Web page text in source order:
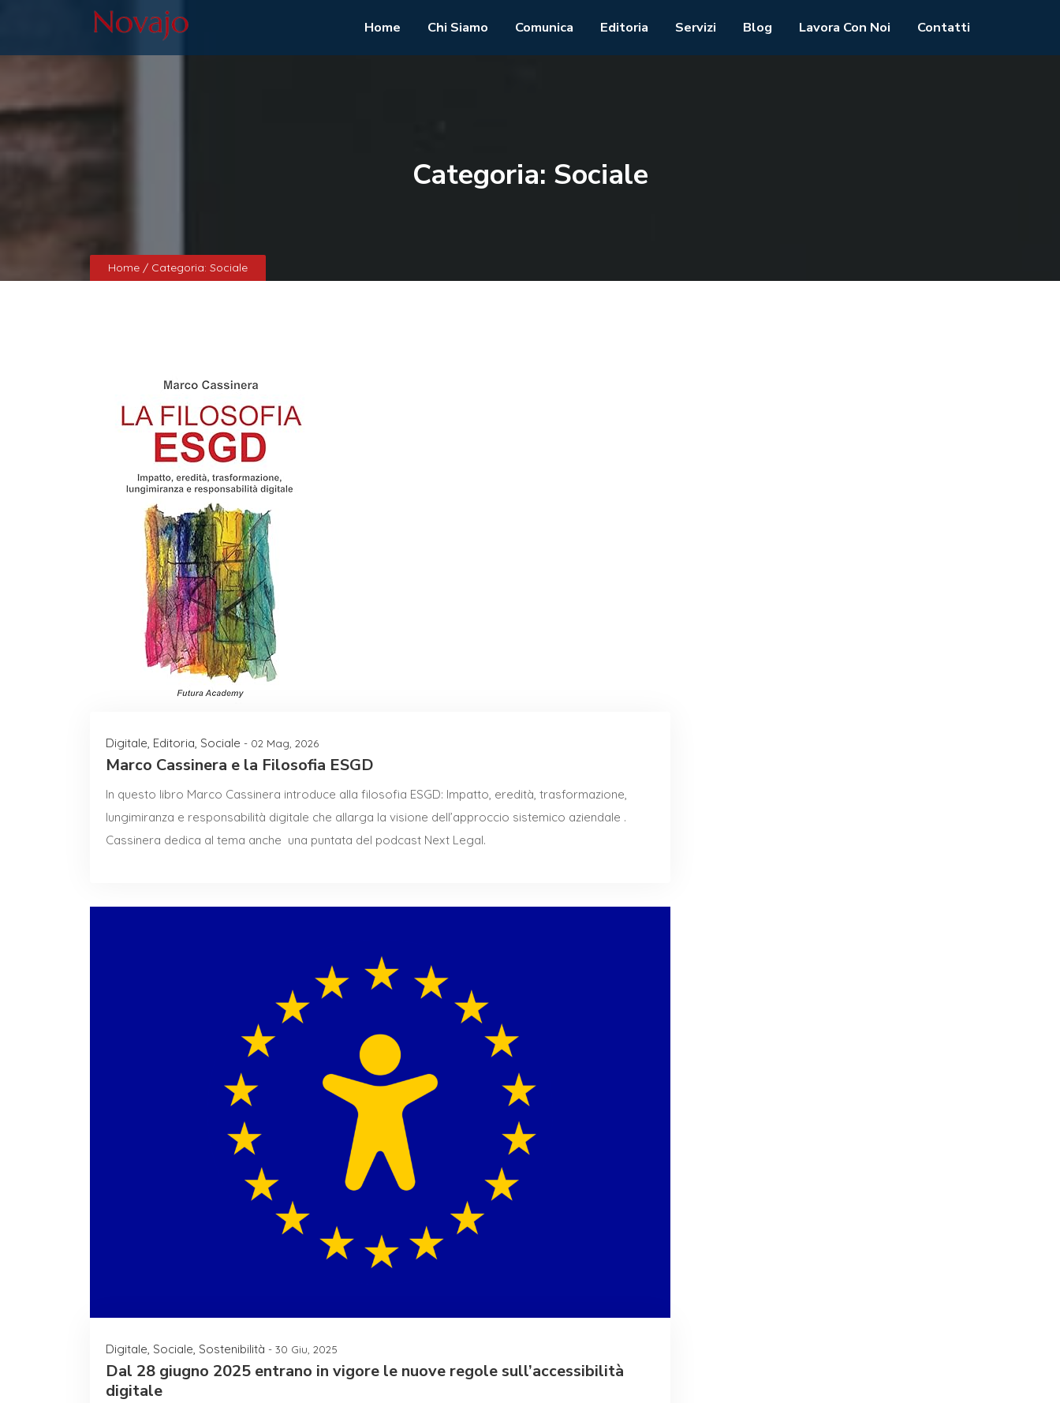
Home Chi Siamo Comunica Editoria Servizi Blog Lavora Con Noi Contatti
Categoria: Sociale
Home / Categoria: Sociale
Digitale, Editoria, Sociale - 02 Mag, 2026
Marco Cassinera e la Filosofia ESGD
In questo libro Marco Cassinera introduce alla filosofia ESGD: Impatto, eredità, trasformazione,
lungimiranza e responsabilità digitale che allarga la visione dell’approccio sistemico aziendale .
Cassinera dedica al tema anche una puntata del podcast Next Legal.
Digitale, Sociale, Sostenibilità - 30 Giu, 2025
Dal 28 giugno 2025 entrano in vigore le nuove regole sull’accessibilità
digitale